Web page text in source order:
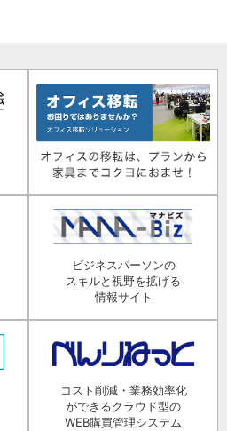
ビジネスパーソンの
スキルと視野を拡げる
情報サイト
コスト削減・業務効率化
ができるクラウド型の
WEB購買管理システム